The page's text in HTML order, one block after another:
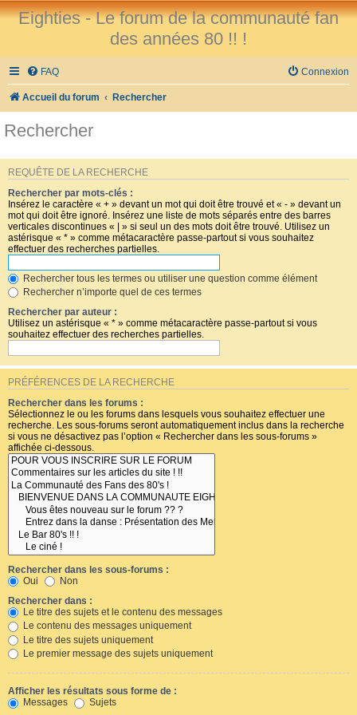
Eighties - Le forum de la communauté fan
des années 80 !! !
FAQ Connexion
Accueil du forum Rechercher
Rechercher
REQUÊTE DE LA RECHERCHE
Rechercher par mots-clés :
Insérez le caractère « + » devant un mot qui doit être trouvé et « - » devant un
mot qui doit être ignoré. Insérez une liste de mots séparés entre des barres
verticales discontinues « | » si seul un des mots doit être trouvé. Utilisez un
astérisque « * » comme métacaractère passe-partout si vous souhaitez
effectuer des recherches partielles.
Rechercher tous les termes ou utiliser une question comme élément
Rechercher n’importe quel de ces termes
Rechercher par auteur :
Utilisez un astérisque « * » comme métacaractère passe-partout si vous
souhaitez effectuer des recherches partielles.
PRÉFÉRENCES DE LA RECHERCHE
Rechercher dans les forums :
Sélectionnez le ou les forums dans lesquels vous souhaitez effectuer une
recherche. Les sous-forums seront automatiquement inclus dans la recherche
si vous ne désactivez pas l’option « Rechercher dans les sous-forums »
affichée ci-dessous.
Rechercher dans les sous-forums :
Oui
Non
Rechercher dans :
Le titre des sujets et le contenu des messages
Le contenu des messages uniquement
Le titre des sujets uniquement
Le premier message des sujets uniquement
Afficher les résultats sous forme de :
Messages
Sujets